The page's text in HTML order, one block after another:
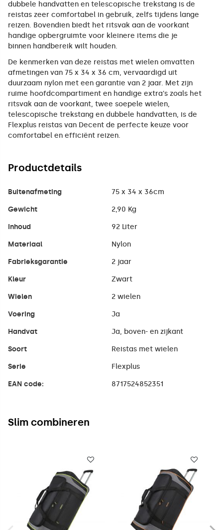
dubbele handvatten en telescopische trekstang is de
reistas zeer comfortabel in gebruik, zelfs tijdens lange
reizen. Bovendien biedt het ritsvak aan de voorkant
handige opbergruimte voor kleinere items die je
binnen handbereik wilt houden.
De kenmerken van deze reistas met wielen omvatten
afmetingen van 75 x 34 x 36 cm, vervaardigd uit
duurzaam nylon met een garantie van 2 jaar. Met zijn
ruime hoofdcompartiment en handige extra's zoals het
ritsvak aan de voorkant, twee soepele wielen,
telescopische trekstang en dubbele handvatten, is de
Flexplus reistas van Decent de perfecte keuze voor
comfortabel en efficiënt reizen.
Productdetails
Buitenafmeting 75 x 34 x 36cm
Gewicht 2,90 Kg
Inhoud 92 Liter
Materiaal Nylon
Fabrieksgarantie 2 jaar
Kleur Zwart
Wielen 2 wielen
Voering Ja
Handvat Ja, boven- en zijkant
Soort Reistas met wielen
Serie Flexplus
EAN code: 8717524852351
Slim combineren